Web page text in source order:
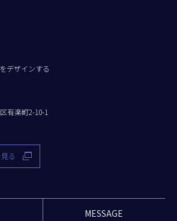
デザインする
有楽町2-10-1
る
MESSAGE